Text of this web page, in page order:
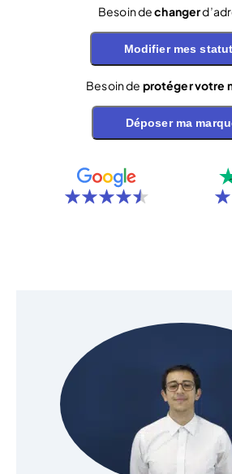
Besoin dechanger
Modifier mes
Besoin de protéger votre
Déposer ma